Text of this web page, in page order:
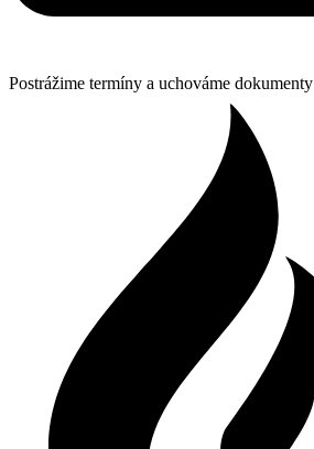
Postrážime termíny a uchováme dokumenty